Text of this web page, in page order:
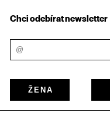
Chci odebírat newsletter
ŽENA